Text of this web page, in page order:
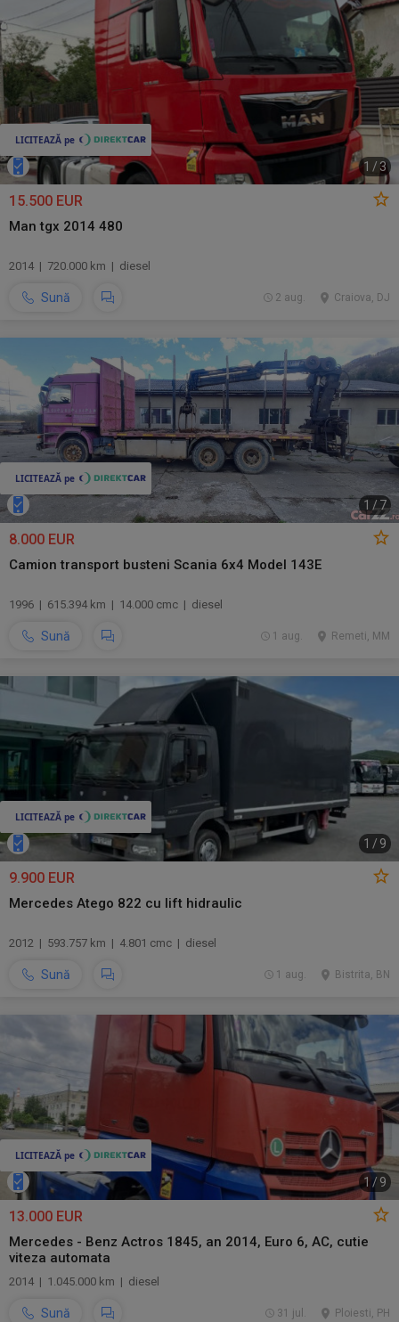
1 /3
15.500 EUR
Man tgx 2014 480
2014 | 720.000 km | diesel
Sună Craiova, DJ
2 aug.
1 /7
8.000 EUR
Camion transport busteni Scania 6x4 Model 143E
1996 | 615.394 km | 14.000 cmc | diesel
Sună Remeti, MM
1 aug.
1 / 9
9.900 EUR
Mercedes Atego 822 cu lift hidraulic
2012 | 593.757 km | 4.801 cmc | diesel
Sună Bistrita, BN
1 aug.
1 / 9
13.000 EUR
Mercedes - Benz Actros 1845, an 2014, Euro 6, AC, cutie
viteza automata
2014 | 1.045.000 km | diesel
Sună Ploiesti, PH
31 jul.